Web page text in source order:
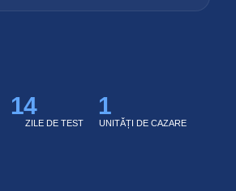
ZILE DE TEST
14
UNITĂȚI DE CAZARE
1